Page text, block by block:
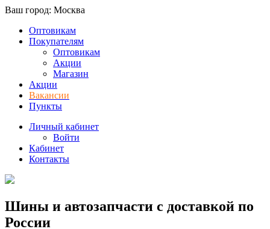
Ваш город: Москва
Оптовикам
Покупателям
Оптовикам
Акции
Магазин
Акции
Вакансии
Пункты
Личный кабинет
Войти
Кабинет
Контакты
Шины и автозапчасти с доставкой по
России